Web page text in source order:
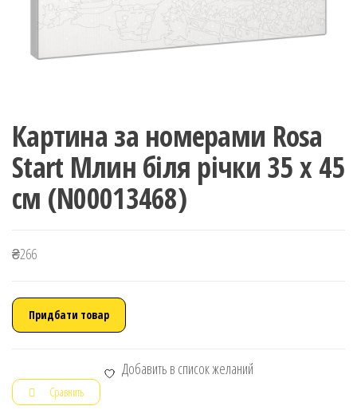
Картина за номерами Rosa
Start Млин біля річки 35 x 45
см (N00013468)
₴266
Придбати товар
Добавить в список желаний
Сравнить